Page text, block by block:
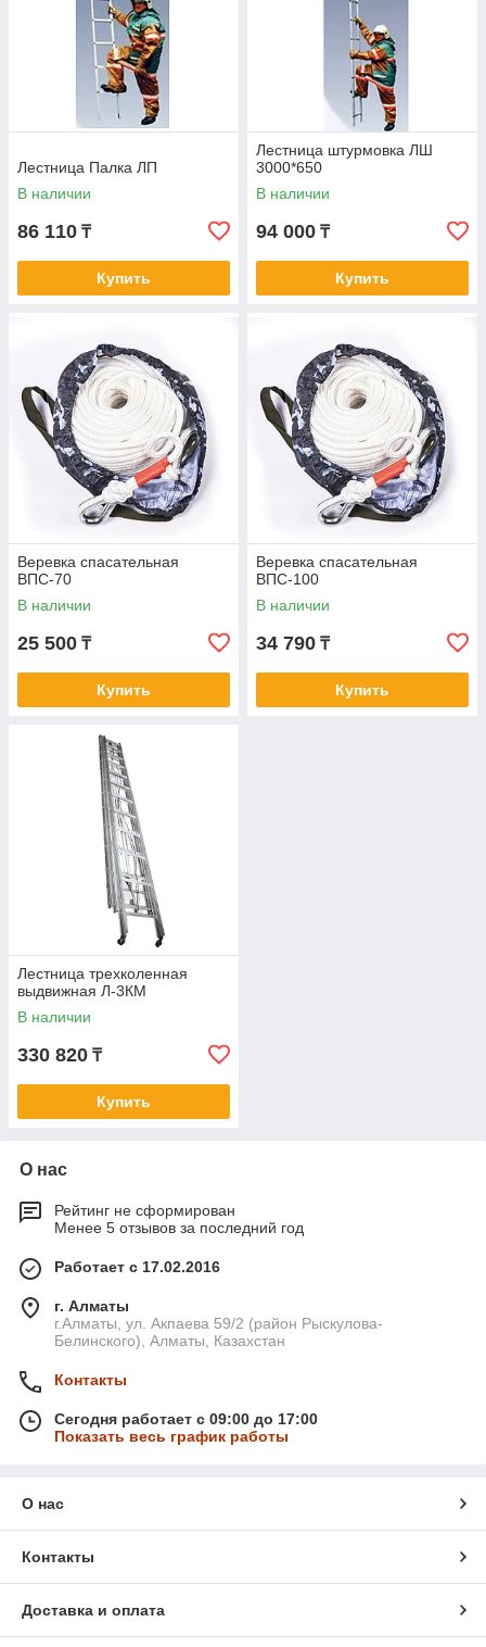
Лестница Палка ЛП
В наличии
86 110 ₸
Купить
Лестница штурмовка ЛШ
3000*650
В наличии
94 000 ₸
Купить
Веревка спасательная
ВПС-70
В наличии
25 500 ₸
Купить
Веревка спасательная
ВПС-100
В наличии
34 790 ₸
Купить
Лестница трехколенная
выдвижная Л-3КМ
В наличии
330 820 ₸
Купить
О нас
Рейтинг не сформирован
Менее 5 отзывов за последний год
Работает с 17.02.2016
г. Алматы
г.Алматы, ул. Акпаева 59/2 (район Рыскулова-
Белинского), Алматы, Казахстан
Контакты
Сегодня работает с 09:00 до 17:00
Показать весь график работы
О нас
Контакты
Доставка и оплата